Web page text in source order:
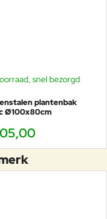
snel bezorgd
plantenbak
Ø100x80cm